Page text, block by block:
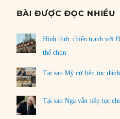
BÀI ĐƯỢC ĐỌC NHIỀU
Hình thức chiến tranh với
thể chọn
Tại sao Mỹ cứ liên tục
Tại sao Nga vẫn tiếp tục